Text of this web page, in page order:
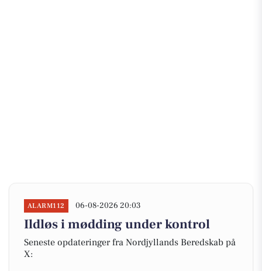
ALARM112 06-08-2026 20:03
Ildløs i mødding under kontrol
Seneste opdateringer fra Nordjyllands Beredskab på
X: